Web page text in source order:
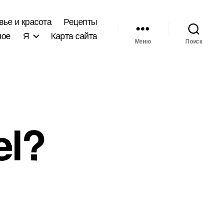
и красота
Рецепты
Я Карта сайта Меню Поиск